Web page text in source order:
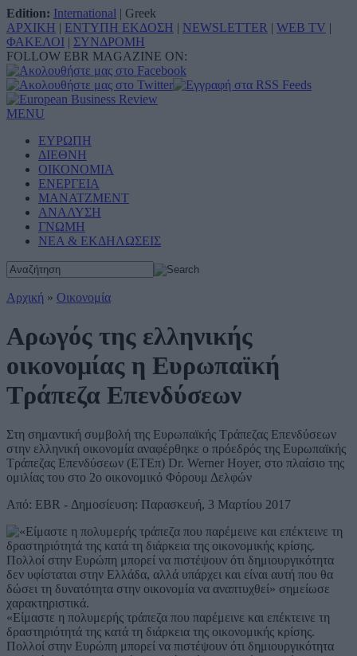
Edition: International | Greek
ΑΡΧΙΚΗ | ΕΝΤΥΠΗ ΕΚΔΟΣΗ | NEWSLETTER | WEB TV |
ΦΑΚΕΛΟΙ | ΣΥΝΔΡΟΜΗ
FOLLOW EBR MAGAZINE ON:
MENU
ΕΥΡΩΠΗ
ΔΙΕΘΝΗ
ΟΙΚΟΝΟΜΙΑ
ΕΝΕΡΓΕΙΑ
ΜΑΝΑΤΖΜΕΝΤ
ΑΝΑΛΥΣΗ
ΓΝΩΜΗ
ΝΕΑ & ΕΚΔΗΛΩΣΕΙΣ
Αρχική » Οικονομία
Αρωγός της ελληνικής
οικονομίας η Ευρωπαϊκή
Τράπεζα Επενδύσεων
Στη σημαντική συμβολή της Ευρωπαϊκής Τράπεζας Επενδύσεων
στην ελληνική οικονομία αναφέρθηκε ο πρόεδρός της Ευρωπαϊκής
Τράπεζας Επενδύσεων (ΕΤΕπ) Dr. Werner Hoyer, στο πλαίσιο της
ομιλίας του στο 2ο οικονομικό Φόρουμ Δελφών
Από: EBR - Δημοσίευση: Παρασκευή, 3 Μαρτίου 2017
«Είμαστε η πολυμερής τράπεζα που παρέμεινε και επέκτεινε τη
δραστηριότητά της κατά τη διάρκεια της οικονομικής κρίσης.
Πολλοί στην Ευρώπη μπορεί να πιστέψουν ότι δημιουργικότητα